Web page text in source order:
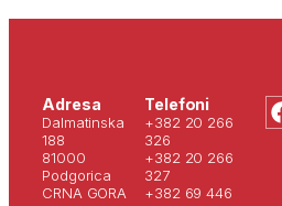
Adresa
Dalmatinska
188
81000
Podgorica
CRNA GORA
Telefoni
+382 20 266
326
+382 20 266
327
+382 69 446